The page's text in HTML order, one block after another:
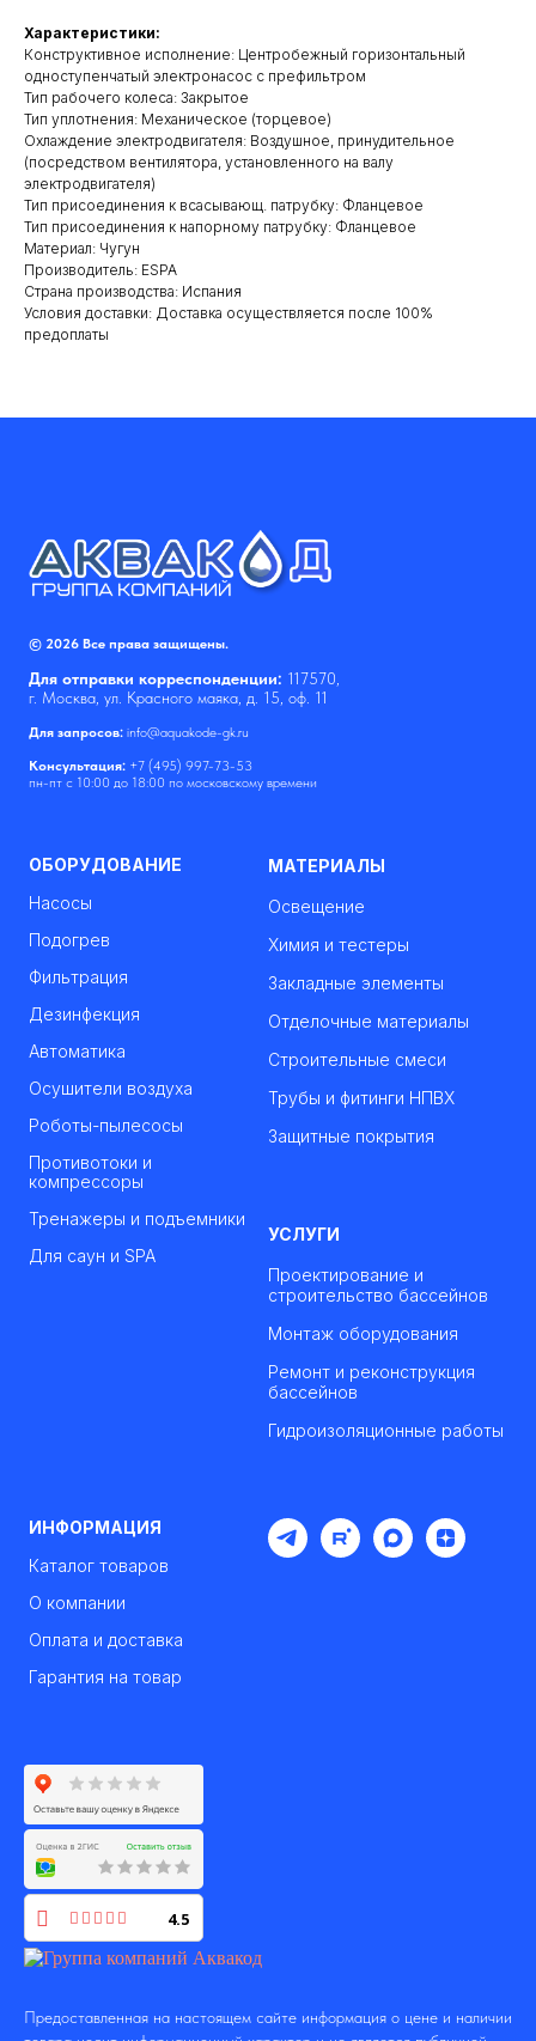
Характеристики:
Конструктивное исполнение: Центробежный горизонтальный
одноступенчатый электронасос с префильтром
Тип рабочего колеса: Закрытое
Тип уплотнения: Механическое (торцевое)
Охлаждение электродвигателя: Воздушное, принудительное
(посредством вентилятора, установленного на валу
электродвигателя)
Тип присоединения к всасывающ. патрубку: Фланцевое
Тип присоединения к напорному патрубку: Фланцевое
Материал: Чугун
Производитель: ESPA
Cтрана производства: Испания
Условия доставки: Доставка осуществляется после 100%
предоплаты
© 2026 Все права защищены.
Для отправки корреспонденции: 117570,
г. Москва, ул. Красного маяка, д. 15, оф. 11
Для запросов: info@aquakode-gk.ru
Консультация: +7 (495) 997-73-53
пн-пт с 10:00 до 18:00 по московскому времени
ОБОРУДОВАНИЕ
Насосы
Подогрев
Фильтрация
Дезинфекция
Автоматика
Осушители воздуха
Роботы-пылесосы
Противотоки и
компрессоры
Тренажеры и подъемники
Для саун и SPA
МАТЕРИАЛЫ
Освещение
Химия и тестеры
Закладные элементы
Отделочные материалы
Строительные смеси
Трубы и фитинги НПВХ
Защитные покрытия
УСЛУГИ
Проектирование и
строительство бассейнов
Монтаж оборудования
Ремонт и реконструкция
бассейнов
Гидроизоляционные работы
ИНФОРМАЦИЯ
Каталог товаров
О компании
Оплата и доставка
Гарантия на товар
4.5
Предоставленная на настоящем сайте информация о цене и наличии